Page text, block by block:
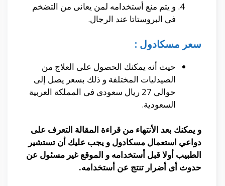
و يتم منع أستخدامه لمن يعانى من التضخم
فى البروستاتا عند الرجال.
سعر مسكادول :
حيث أنه يمكنك الحصول على العلاج من
الصيدليات المختلفة و ذلك بسعر يصل إلى
حوالى 27 ريال سعودى فى المملكة العربية
السعودية.
و يمكنك بعد الأنتهاء من قراءة المقالة التعرف على
دواعي استعمال مسكادول و يجب عليك أن تستشير
الطبيب أولا قبل أستخدامه و الموقع غير مسئول عن
حدوث أى أضرار تنتج عن أستخدامه.